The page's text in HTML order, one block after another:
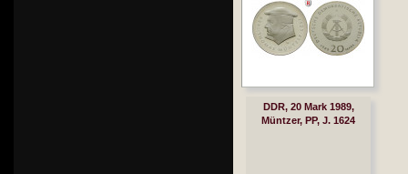
DDR, 20 Mark 1989,
Müntzer, PP, J. 1624